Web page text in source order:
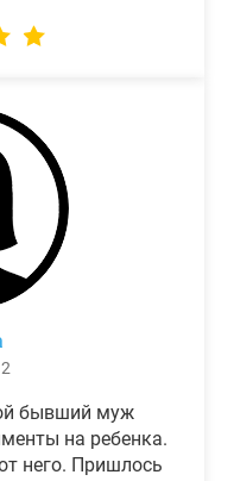
бывший муж
на ребенка.
него. Пришлось